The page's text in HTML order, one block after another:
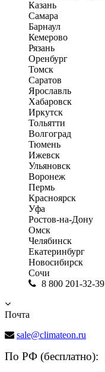
Казань
Самара
Барнаул
Кемерово
Рязань
Оренбург
Томск
Саратов
Ярославль
Хабаровск
Иркутск
Тольятти
Волгоград
Тюмень
Ижевск
Ульяновск
Воронеж
Пермь
Красноярск
Уфа
Ростов-на-Дону
Омск
Челябинск
Екатеринбург
Новосибирск
Сочи
8 800 201-32-39
Почта
sale@climateon.ru
По РФ (бесплатно):